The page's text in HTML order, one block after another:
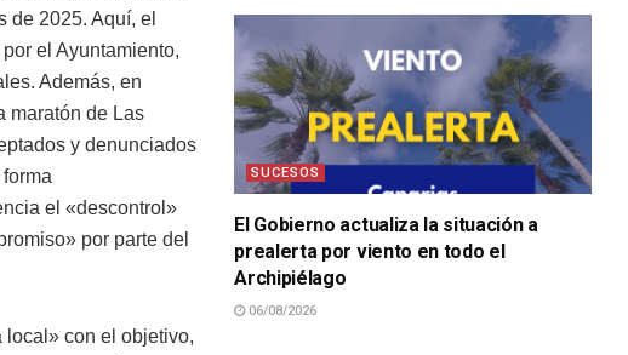
de 2025. Aquí, el
el Ayuntamiento,
Además, en
maratón de Las
y denunciados
el «descontrol»
por parte del
con el objetivo,
SUCESOS
El Gobierno actualiza la situación a
prealerta por viento en todo el
Archipiélago
06/08/2026